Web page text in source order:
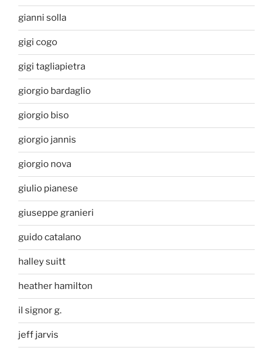
gianni solla
gigi cogo
gigi tagliapietra
giorgio bardaglio
giorgio biso
giorgio jannis
giorgio nova
giulio pianese
giuseppe granieri
guido catalano
halley suitt
heather hamilton
il signor g.
jeff jarvis